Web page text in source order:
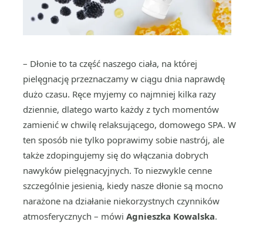
– Dłonie to ta część naszego ciała, na której
pielęgnację przeznaczamy w ciągu dnia naprawdę
dużo czasu. Ręce myjemy co najmniej kilka razy
dziennie, dlatego warto każdy z tych momentów
zamienić w chwilę relaksującego, domowego SPA. W
ten sposób nie tylko poprawimy sobie nastrój, ale
także zdopingujemy się do włączania dobrych
nawyków pielęgnacyjnych. To niezwykle cenne
szczególnie jesienią, kiedy nasze dłonie są mocno
narażone na działanie niekorzystnych czynników
atmosferycznych – mówi Agnieszka Kowalska.